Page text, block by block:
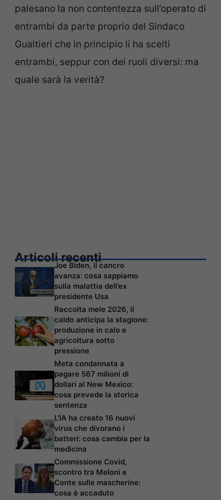
palesano la non contentezza sull’operato di
entrambi da parte proprio del Sindaco
Gualtieri che in principio li ha scelti
entrambi, seppur con dei ruoli diversi: ma
quale sarà la verità?
Articoli recenti
Joe Biden, il cancro
avanza: cosa sappiamo
sulla malattia dell’ex
presidente Usa
Raccolta mele 2026, il
caldo anticipa la stagione:
produzione in calo e
agricoltura sotto
pressione
Meta condannata a
pagare 567 milioni di
dollari al New Mexico:
cosa prevede la storica
sentenza
L’IA ha creato 16 nuovi
virus che divorano i
batteri: cosa cambia per la
medicina
Commissione Covid,
scontro tra Meloni e
Conte sulle mascherine:
cosa è accaduto